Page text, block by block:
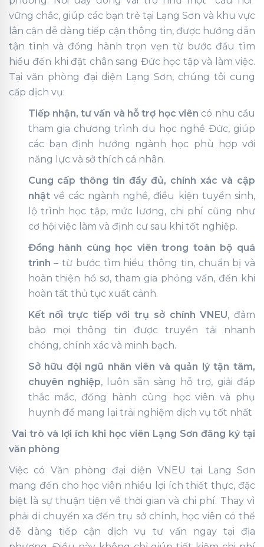
vững chắc, giúp các bạn trẻ tại Lạng Sơn và khu vực
lân cận dễ dàng tiếp cận thông tin, được hướng dẫn
tận tình và đồng hành trọn vẹn từ bước đầu tìm
hiểu đến khi đặt chân sang Đức học tập và làm việc.
Tại văn phòng đại diện Lạng Sơn, chúng tôi cung
cấp dịch vụ:
Tiếp nhận, tư vấn và hỗ trợ học viên có nhu cầu
tham gia chương trình du học nghề Đức, giúp
các bạn định hướng ngành học phù hợp với
năng lực và sở thích cá nhân.
Cung cấp thông tin đầy đủ, chính xác và cập
nhật về các ngành nghề, điều kiện tuyển sinh,
lộ trình học tập, mức lương, chi phí cũng như
cơ hội việc làm và định cư sau khi tốt nghiệp.
Đồng hành cùng học viên trong toàn bộ quá
trình – từ bước tìm hiểu thông tin, chuẩn bị và
hoàn thiện hồ sơ, tham gia phỏng vấn, đến khi
hoàn tất thủ tục xuất cảnh.
Kết nối trực tiếp với trụ sở chính VNEU, đảm
bảo mọi thông tin được truyền tải nhanh
chóng, chính xác và minh bạch.
Sở hữu đội ngũ nhân viên và quản lý tận tâm,
chuyên nghiệp, luôn sẵn sàng hỗ trợ, giải đáp
thắc mắc, đồng hành cùng học viên và phụ
huynh để mang lại trải nghiệm dịch vụ tốt nhất
Vai trò và lợi ích khi học viên Lạng Sơn đăng ký tại
văn phòng
Việc có Văn phòng đại diện VNEU tại Lạng Sơn
mang đến cho học viên nhiều lợi ích thiết thực, đặc
biệt là sự thuận tiện về thời gian và chi phí. Thay vì
phải di chuyển xa đến trụ sở chính, học viên có thể
dễ dàng tiếp cận dịch vụ tư vấn ngay tại địa